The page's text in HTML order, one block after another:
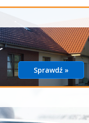
Sprawdź »